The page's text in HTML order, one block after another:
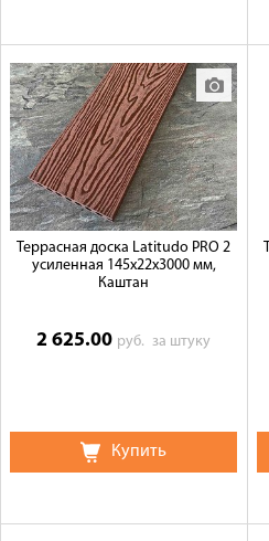
Террасная доска Latitudo PRO 2
усиленная 145х22х3000 мм,
Каштан
2 625.00 руб.за штуку
Купить